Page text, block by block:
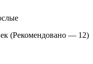
(Рекомендовано — 12)